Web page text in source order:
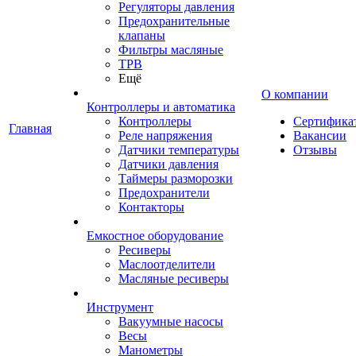
Главная
Регуляторы давления
Предохранительные
клапаны
Фильтры масляные
ТРВ
Ещё
Контроллеры и автоматика
Контроллеры
Реле напряжения
Датчики температуры
Датчики давления
Таймеры разморозки
Предохранители
Контакторы
Емкостное оборудование
Ресиверы
Маслоотделители
Масляные ресиверы
Инструмент
Вакуумные насосы
Весы
Манометры
О компании
Вакансии
Отзывы